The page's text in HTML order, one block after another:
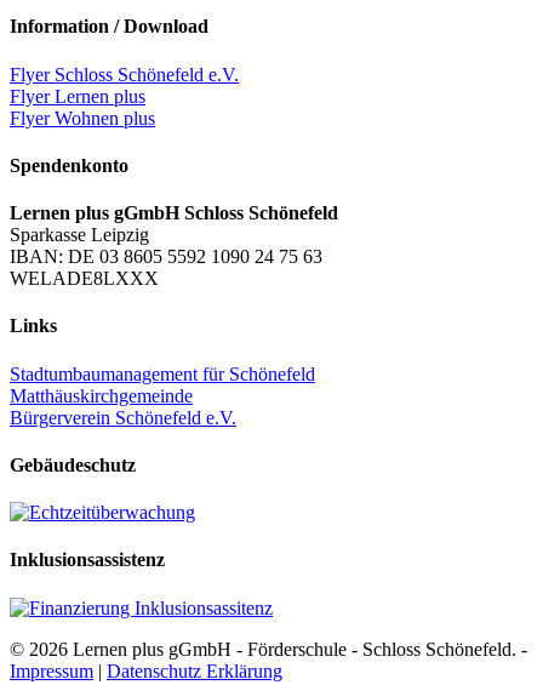
Information / Download
Flyer Schloss Schönefeld e.V.
Flyer Lernen plus
Flyer Wohnen plus
Spendenkonto
Lernen plus gGmbH Schloss Schönefeld
Sparkasse Leipzig
IBAN: DE 03 8605 5592 1090 24 75 63
WELADE8LXXX
Links
Stadtumbaumanagement für Schönefeld
Matthäuskirchgemeinde
Bürgerverein Schönefeld e.V.
Gebäudeschutz
Inklusionsassistenz
© 2026 Lernen plus gGmbH - Förderschule - Schloss Schönefeld. -
Impressum | Datenschutz Erklärung